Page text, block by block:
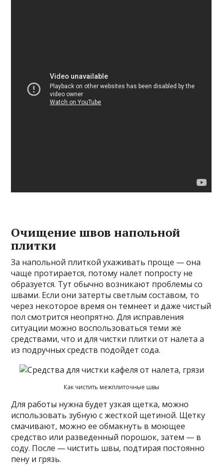
Очищение швов напольной
плитки
За напольной плиткой ухаживать проще — она
чаще протирается, потому налет попросту не
образуется. Тут обычно возникают проблемы со
швами. Если они затерты светлым составом, то
через некоторое время он темнеет и даже чистый
пол смотрится неопрятно. Для исправления
ситуации можно воспользоваться теми же
средствами, что и для чистки плитки от налета а
из подручных средств подойдет сода.
Как чистить межплиточные швы
Для работы нужна будет узкая щетка, можно
использовать зубную с жесткой щетиной. Щетку
смачивают, можно ее обмакнуть в моющее
средство или разведенный порошок, затем — в
соду. После — чистить швы, подтирая постоянно
пену и грязь.